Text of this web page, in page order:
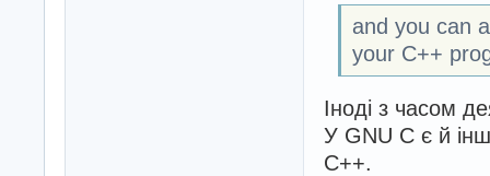
and you can
your C++
Іноді з часом
У GNU C є й
C++.